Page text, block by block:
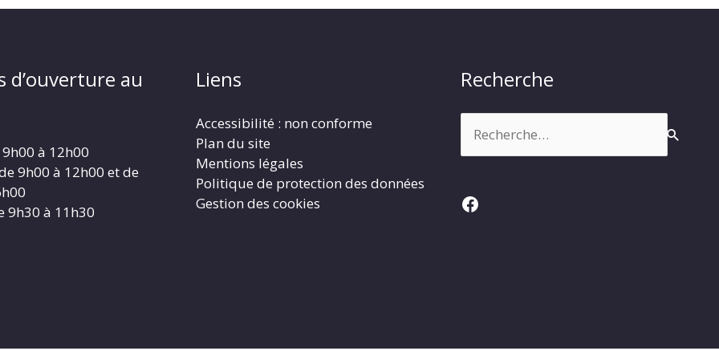
d’ouverture au
à 12h00
9h00 à 12h00 et de
9h30 à 11h30
Liens
Accessibilité : non conforme
Plan du site
Mentions légales
Politique de protection des données
Gestion des cookies
Recherche
Facebook